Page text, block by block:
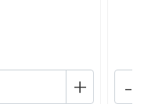
+ -